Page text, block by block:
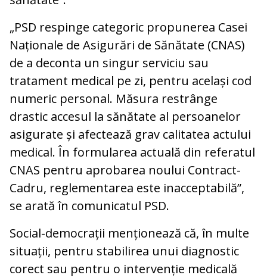
„PSD respinge categoric propunerea Casei
Naționale de Asigurări de Sănătate (CNAS)
de a deconta un singur serviciu sau
tratament medical pe zi, pentru același cod
numeric personal. Măsura restrânge
drastic accesul la sănătate al persoanelor
asigurate și afectează grav calitatea actului
medical. În formularea actuală din referatul
CNAS pentru aprobarea noului Contract-
Cadru, reglementarea este inacceptabilă”,
se arată în comunicatul PSD.
Social-democrații menționează că, în multe
situații, pentru stabilirea unui diagnostic
corect sau pentru o intervenție medicală